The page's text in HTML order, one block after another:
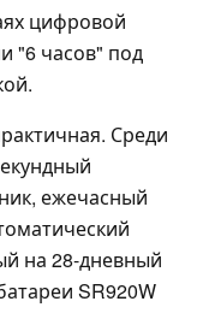
цифровой
"6 часов" под
Среди
ежечасный
на 28-дневный
SR920W